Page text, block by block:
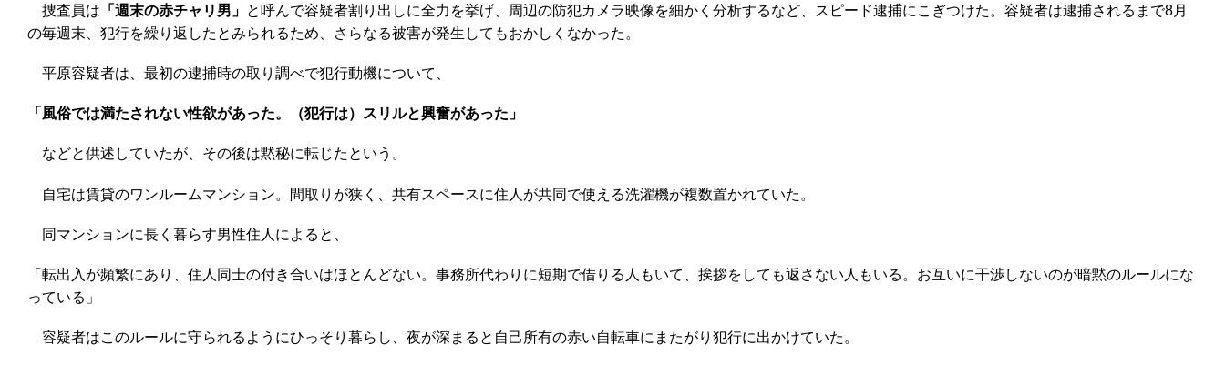
捜査員は 「週末の赤チャリ男」 と呼んで容疑者割り出しに全力を挙げ、周辺の防犯カメラ映像を細かく分析するなど、スピード逮捕にこぎつけた。容疑者は逮捕されるまで8月
の毎週末、犯行を繰り返したとみられるため、さらなる被害が発生してもおかしくなかった。
平原容疑者は、最初の逮捕時の取り調べで犯行動機について、
「風俗では満たされない性欲があった。（犯行は）スリルと興奮があった」
などと供述していたが、その後は黙秘に転じたという。
自宅は賃貸のワンルームマンション。間取りが狭く、共有スペースに住人が共同で使える洗濯機が複数置かれていた。
同マンションに長く暮らす男性住人によると、
「転出入が頻繁にあり、住人同士の付き合いはほとんどない。事務所代わりに短期で借りる人もいて、挨拶をしても返さない人もいる。お互いに干渉しないのが暗黙のルールにな
っている」
容疑者はこのルールに守られるようにひっそり暮らし、夜が深まると自己所有の赤い自転車にまたがり犯行に出かけていた。